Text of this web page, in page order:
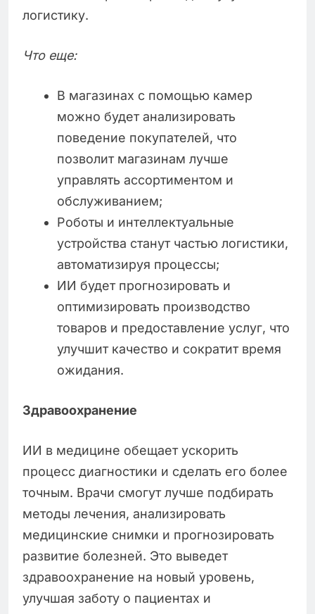
логистику.
Что еще:
В магазинах с помощью камер
можно будет анализировать
поведение покупателей, что
позволит магазинам лучше
управлять ассортиментом и
обслуживанием;
Роботы и интеллектуальные
устройства станут частью логистики,
автоматизируя процессы;
ИИ будет прогнозировать и
оптимизировать производство
товаров и предоставление услуг, что
улучшит качество и сократит время
ожидания.
Здравоохранение
ИИ в медицине обещает ускорить
процесс диагностики и сделать его более
точным. Врачи смогут лучше подбирать
методы лечения, анализировать
медицинские снимки и прогнозировать
развитие болезней. Это выведет
здравоохранение на новый уровень,
улучшая заботу о пациентах и